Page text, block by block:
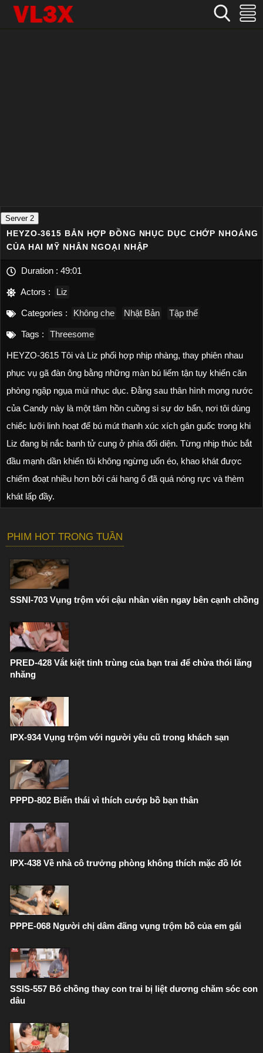
Home Không che
HEYZO-3615 Bản hợp đồng nhục dục chớp nhoáng của hai mỹ nhân ngoại nhập
Server 2
HEYZO-3615 BẢN HỢP ĐỒNG NHỤC DỤC CHỚP NHOÁNG
CỦA HAI MỸ NHÂN NGOẠI NHẬP
Duration : 49:01
Actors : Liz
Categories : Không che Nhật Bản Tập thể
Tags : Threesome
HEYZO-3615 Tôi và Liz phối hợp nhịp nhàng, thay phiên nhau
phục vụ gã đàn ông bằng những màn bú liếm tận tụy khiến căn
phòng ngập ngụa mùi nhục dục. Đằng sau thân hình mọng nước
của Candy này là một tâm hồn cuồng si sự dơ bẩn, nơi tôi dùng
chiếc lưỡi linh hoạt để bú mút thanh xúc xích gân guốc trong khi
Liz đang bị nắc banh tử cung ở phía đối diện. Từng nhịp thúc bắt
đầu mạnh dần khiến tôi không ngừng uốn éo, khao khát được
chiếm đoạt nhiều hơn bởi cái hang ổ đã quá nóng rực và thèm
khát lấp đầy.
PHIM HOT TRONG TUẦN
SSNI-703 Vụng trộm với cậu nhân viên ngay bên cạnh chồng
PRED-428 Vắt kiệt tinh trùng của bạn trai để chừa thói lăng
nhăng
IPX-934 Vụng trộm với người yêu cũ trong khách sạn
PPPD-802 Biến thái vì thích cướp bồ bạn thân
IPX-438 Về nhà cô trưởng phòng không thích mặc đồ lót
PPPE-068 Người chị dâm đãng vụng trộm bồ của em gái
SSIS-557 Bố chồng thay con trai bị liệt dương chăm sóc con
dâu